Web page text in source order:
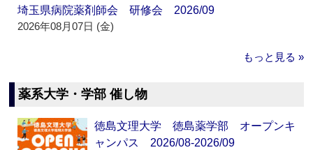
埼玉県病院薬剤師会 研修会 2026/09
2026年08月07日 (金)
もっと見る »
薬系大学・学部 催し物
徳島文理大学 徳島薬学部 オープンキ
ャンパス 2026/08-2026/09